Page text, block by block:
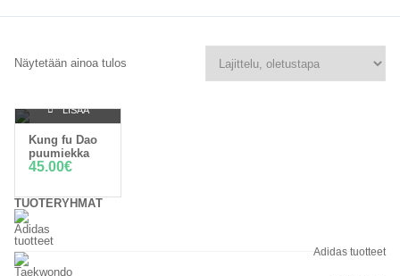
Näytetään ainoa tulos
LISÄÄ
OSTOSKORIIN
Kung fu Dao
puumiekka
45.00€
TUOTERYHMÄT
Adidas tuotteet